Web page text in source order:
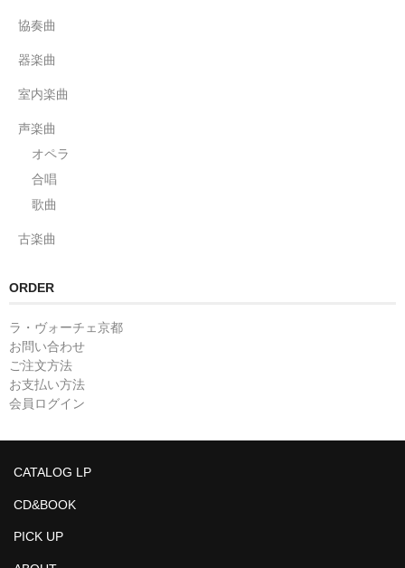
協奏曲
器楽曲
室内楽曲
声楽曲
オペラ
合唱
歌曲
古楽曲
ORDER
ラ・ヴォーチェ京都
お問い合わせ
ご注文方法
お支払い方法
会員ログイン
CATALOG LP
CD&BOOK
PICK UP